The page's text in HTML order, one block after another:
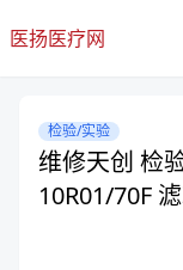
医扬医疗网
检验/实验
维修天创 检
10R01/70F